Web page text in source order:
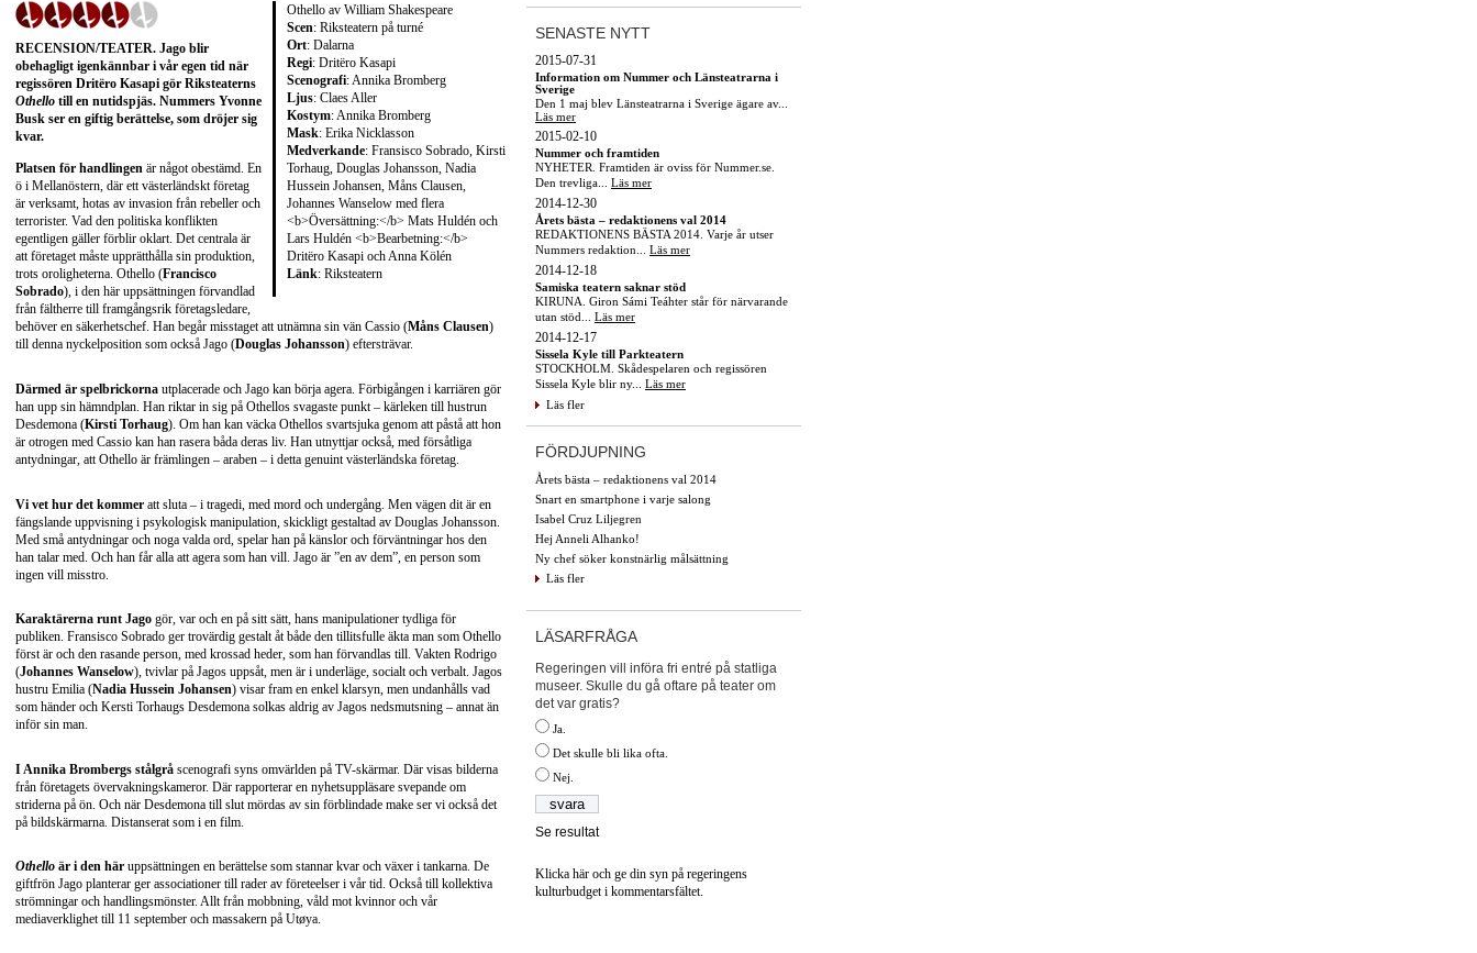
Othello av William Shakespeare
Scen: Riksteatern på turné
Ort: Dalarna
Regi: Dritëro Kasapi
Scenografi: Annika Bromberg
Ljus: Claes Aller
Kostym: Annika Bromberg
Mask: Erika Nicklasson
Medverkande: Fransisco Sobrado, Kirsti
Torhaug, Douglas Johansson, Nadia
Hussein Johansen, Måns Clausen,
Johannes Wanselow med flera
<b>Översättning:</b> Mats Huldén och
Lars Huldén <b>Bearbetning:</b>
Dritëro Kasapi och Anna Kölén
Länk: Riksteatern
RECENSION/TEATER. Jago blir
obehagligt igenkännbar i vår egen tid när
regissören Dritëro Kasapi gör Riksteaterns
Othello till en nutidspjäs. Nummers Yvonne
Busk ser en giftig berättelse, som dröjer sig
kvar.
Platsen för handlingen är något obestämd. En
ö i Mellanöstern, där ett västerländskt företag
är verksamt, hotas av invasion från rebeller och
terrorister. Vad den politiska konflikten
egentligen gäller förblir oklart. Det centrala är
att företaget måste upprätthålla sin produktion,
trots oroligheterna. Othello (Francisco
Sobrado), i den här uppsättningen förvandlad
från fältherre till framgångsrik företagsledare,
behöver en säkerhetschef. Han begår misstaget att utnämna sin vän Cassio (Måns Clausen)
till denna nyckelposition som också Jago (Douglas Johansson) eftersträvar.
Därmed är spelbrickorna utplacerade och Jago kan börja agera. Förbigången i karriären gör
han upp sin hämndplan. Han riktar in sig på Othellos svagaste punkt – kärleken till hustrun
Desdemona (Kirsti Torhaug). Om han kan väcka Othellos svartsjuka genom att påstå att hon
är otrogen med Cassio kan han rasera båda deras liv. Han utnyttjar också, med försåtliga
antydningar, att Othello är främlingen – araben – i detta genuint västerländska företag.
Vi vet hur det kommer att sluta – i tragedi, med mord och undergång. Men vägen dit är en
fängslande uppvisning i psykologisk manipulation, skickligt gestaltad av Douglas Johansson.
Med små antydningar och noga valda ord, spelar han på känslor och förväntningar hos den
han talar med. Och han får alla att agera som han vill. Jago är ”en av dem”, en person som
ingen vill misstro.
Karaktärerna runt Jago gör, var och en på sitt sätt, hans manipulationer tydliga för
publiken. Fransisco Sobrado ger trovärdig gestalt åt både den tillitsfulle äkta man som Othello
först är och den rasande person, med krossad heder, som han förvandlas till. Vakten Rodrigo
(Johannes Wanselow), tvivlar på Jagos uppsåt, men är i underläge, socialt och verbalt. Jagos
hustru Emilia (Nadia Hussein Johansen) visar fram en enkel klarsyn, men undanhålls vad
som händer och Kersti Torhaugs Desdemona solkas aldrig av Jagos nedsmutsning – annat än
inför sin man.
I Annika Brombergs stålgrå scenografi syns omvärlden på TV-skärmar. Där visas bilderna
från företagets övervakningskameror. Där rapporterar en nyhetsuppläsare svepande om
striderna på ön. Och när Desdemona till slut mördas av sin förblindade make ser vi också det
på bildskärmarna. Distanserat som i en film.
Othello är i den här uppsättningen en berättelse som stannar kvar och växer i tankarna. De
giftfrön Jago planterar ger associationer till rader av företeelser i vår tid. Också till kollektiva
strömningar och handlingsmönster. Allt från mobbning, våld mot kvinnor och vår
mediaverklighet till 11 september och massakern på Utøya.
SENASTE NYTT
2015-07-31
Information om Nummer och Länsteatrarna i
Sverige
Den 1 maj blev Länsteatrarna i Sverige ägare av...
Läs mer
2015-02-10
Nummer och framtiden
NYHETER. Framtiden är oviss för Nummer.se.
Den trevliga... Läs mer
2014-12-30
Årets bästa – redaktionens val 2014
REDAKTIONENS BÄSTA 2014. Varje år utser
Nummers redaktion... Läs mer
2014-12-18
Samiska teatern saknar stöd
KIRUNA. Giron Sámi Teáhter står för närvarande
utan stöd... Läs mer
2014-12-17
Sissela Kyle till Parkteatern
STOCKHOLM. Skådespelaren och regissören
Sissela Kyle blir ny... Läs mer
Läs fler
FÖRDJUPNING
Årets bästa – redaktionens val 2014
Snart en smartphone i varje salong
Isabel Cruz Liljegren
Hej Anneli Alhanko!
Ny chef söker konstnärlig målsättning
Läs fler
LÄSARFRÅGA
Regeringen vill införa fri entré på statliga
museer. Skulle du gå oftare på teater om
det var gratis?
Ja.
Det skulle bli lika ofta.
Nej.
Se resultat
Klicka här och ge din syn på regeringens
kulturbudget i kommentarsfältet.